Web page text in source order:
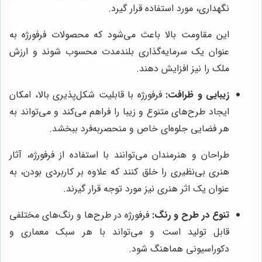
نگهداری، مورد استفاده قرار گیرد.
این مقاومت بالا باعث می‌شود که محصولات فرفورژه به
عنوان یک سرمایه‌گذاری بلندمدت محسوب شوند و ارزش
ملک را نیز افزایش دهند.
زیبایی و ظرافت: فرفورژه با قابلیت شکل‌پذیری بالا، امکان
ایجاد طرح‌های متنوع و زیبا را فراهم می‌کند و می‌تواند به
هر فضایی جلوه‌ای خاص و منحصربه‌فرد ببخشد.
طراحان و هنرمندان می‌توانند با استفاده از فرفورژه، آثار
هنری بی‌نظیری را خلق کنند که علاوه بر کاربردی بودن، به
عنوان یک اثر هنری نیز مورد توجه قرار گیرند.
تنوع در طرح و رنگ: فرفورژه در طرح‌ها و رنگ‌های مختلفی
قابل تولید است و می‌تواند با هر سبک معماری و
دکوراسیونی هماهنگ شود.